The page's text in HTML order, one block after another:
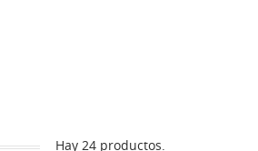
Hay 24 productos.